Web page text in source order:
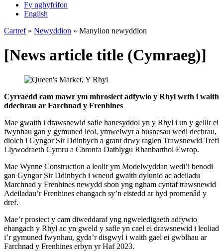
Fy nghyfrifon
English
Cartref» Newyddion » Manylion newyddion
[News article title (Cymraeg)]
Cyrraedd cam mawr ym mhrosiect adfywio y Rhyl wrth i waith
ddechrau ar Farchnad y Frenhines
Mae gwaith i drawsnewid safle hanesyddol yn y Rhyl i un y gellir ei
fwynhau gan y gymuned leol, ymwelwyr a busnesau wedi dechrau,
diolch i Gyngor Sir Ddinbych a grant drwy raglen Trawsnewid Trefi
Llywodraeth Cymru a Chronfa Datblygu Rhanbarthol Ewrop.
Mae Wynne Construction a leolir ym Modelwyddan wedi’i benodi
gan Gyngor Sir Ddinbych i wneud gwaith dylunio ac adeiladu
Marchnad y Frenhines newydd sbon yng ngham cyntaf trawsnewid
Adeiladau’r Frenhines ehangach sy’n eistedd ar hyd promenâd y
dref.
Mae’r prosiect y cam diweddaraf yng ngweledigaeth adfywio
ehangach y Rhyl ac yn gweld y safle yn cael ei drawsnewid i leoliad
i’r gymuned fwynhau, gyda’r disgwyl i waith gael ei gwblhau ar
Farchnad y Frenhines erbyn yr Haf 2023.